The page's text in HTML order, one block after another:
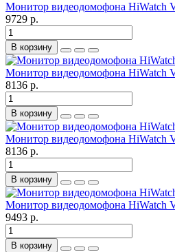
Монитор видеодомофона HiWatch
9729 р.
В корзину
Монитор видеодомофона HiWatch
8136 р.
В корзину
Монитор видеодомофона HiWatch
8136 р.
В корзину
Монитор видеодомофона HiWatch
9493 р.
В корзину